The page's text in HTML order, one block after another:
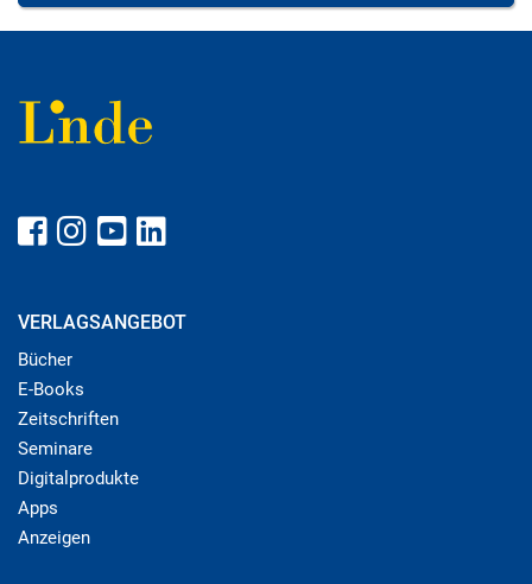
VERLAGSANGEBOT
Bücher
E-Books
Zeitschriften
Seminare
Digitalprodukte
Apps
Anzeigen